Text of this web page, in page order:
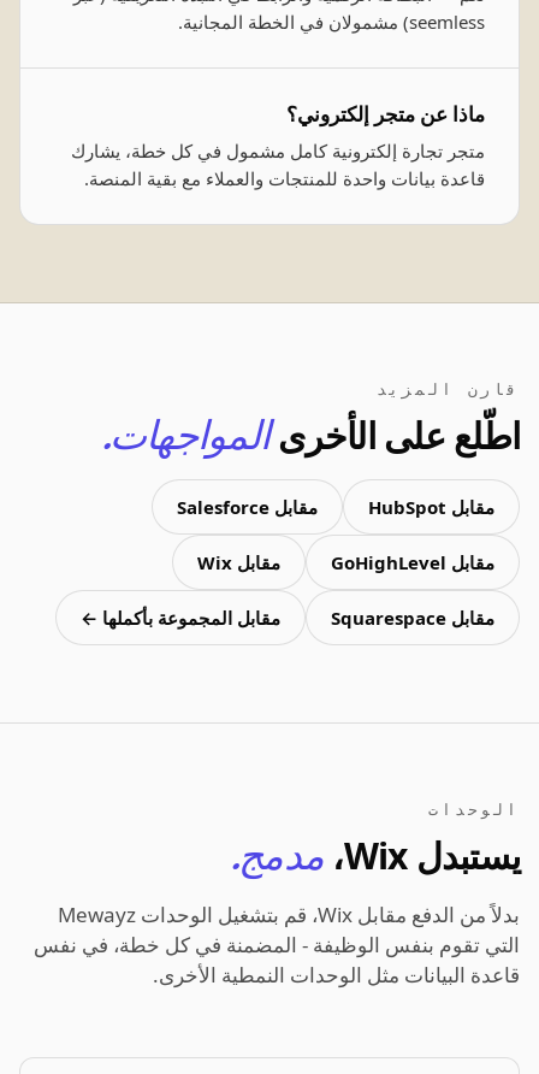
seemless) مشمولان في الخطة المجانية.
ماذا عن متجر إلكتروني؟
متجر تجارة إلكترونية كامل مشمول في كل خطة، يشارك
قاعدة بيانات واحدة للمنتجات والعملاء مع بقية المنصة.
قارن المزيد
اطّلع على الأخرىالمواجهات.
مقابل HubSpot مقابل Salesforce
مقابل GoHighLevel مقابل Wix
مقابل Squarespace مقابل المجموعة بأكملها ←
الوحدات
يستبدل Wix، مدمج.
بدلاً من الدفع مقابل Wix، قم بتشغيل الوحدات Mewayz
التي تقوم بنفس الوظيفة - المضمنة في كل خطة، في نفس
قاعدة البيانات مثل الوحدات النمطية الأخرى.